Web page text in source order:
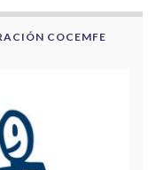
COCEMFE